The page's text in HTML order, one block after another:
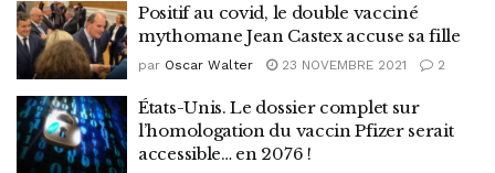
Positif au covid, le double vacciné
mythomane Jean Castex accuse sa fille
par Oscar Walter 23 NOVEMBRE 2021 2
États-Unis. Le dossier complet sur
l’homologation du vaccin Pfizer serait
accessible… en 2076 !